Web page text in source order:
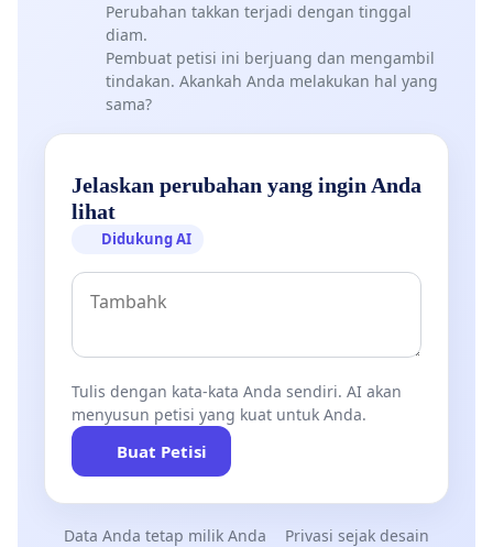
Perubahan takkan terjadi dengan tinggal
diam.
Pembuat petisi ini berjuang dan mengambil
tindakan. Akankah Anda melakukan hal yang
sama?
Jelaskan perubahan yang ingin Anda
lihat
Didukung AI
Tulis dengan kata-kata Anda sendiri. AI akan
menyusun petisi yang kuat untuk Anda.
Buat Petisi
Data Anda tetap milik Anda Privasi sejak desain